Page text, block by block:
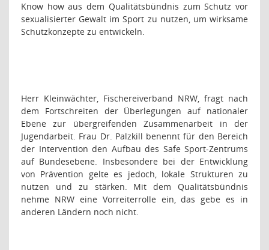
Know how aus dem Qualitätsbündnis zum Schutz vor
sexualisierter Gewalt im Sport zu nutzen, um wirksame
Schutzkonzepte zu entwickeln.
Herr Kleinwächter, Fischereiverband NRW, fragt nach
dem Fortschreiten der Überlegungen auf nationaler
Ebene zur übergreifenden Zusammenarbeit in der
Jugendarbeit. Frau Dr. Palzkill benennt für den Bereich
der Intervention den Aufbau des Safe Sport-Zentrums
auf Bundesebene. Insbesondere bei der Entwicklung
von Prävention gelte es jedoch, lokale Strukturen zu
nutzen und zu stärken. Mit dem Qualitätsbündnis
nehme NRW eine Vorreiterrolle ein, das gebe es in
anderen Ländern noch nicht.